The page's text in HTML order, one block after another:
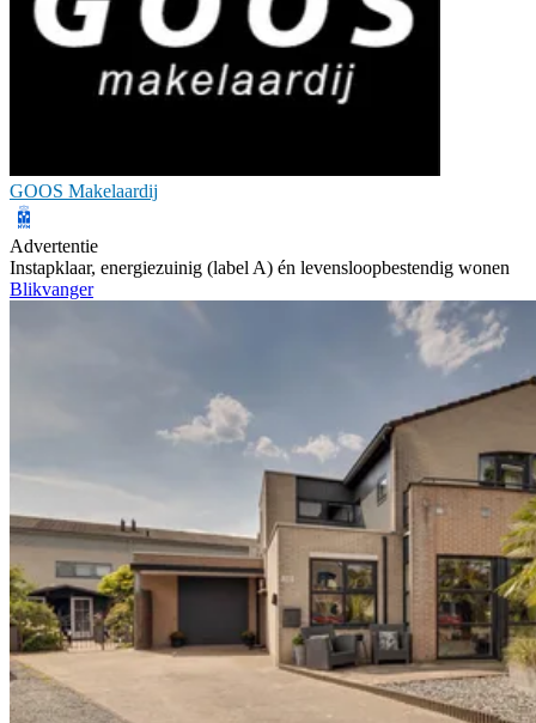
GOOS Makelaardij
Advertentie
Instapklaar, energiezuinig (label A) én levensloopbestendig wonen
Blikvanger